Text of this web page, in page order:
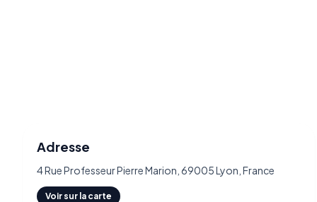
Adresse
4 Rue Professeur Pierre Marion, 69005 Lyon, France
Voir sur la carte